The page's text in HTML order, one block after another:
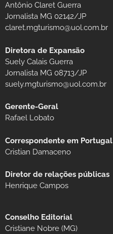
Antônio Claret Guerra
Jornalista MG 02142/JP
claret.mgturismo@uol.com.br
Diretora de Expansão
Suely Calais Guerra
Jornalista MG 08713/JP
suely.mgturismo@uol.com.br
Gerente-Geral
Rafael Lobato
Correspondente em Portugal
Cristian Damaceno
Diretor de relações públicas
Henrique Campos
Conselho Editorial
Cristiane Nobre (MG)